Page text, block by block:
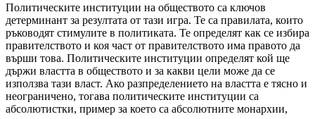
Политическите институции на обществото са ключов
детерминант за резултата от тази игра. Те са правилата, които
ръководят стимулите в политиката. Те определят как се избира
правителството и коя част от правителството има правото да
върши това. Политическите институции определят кой ще
държи властта в обществото и за какви цели може да се
използва тази власт. Ако разпределението на властта е тясно и
неограничено, тогава политическите институции са
абсолютистки, пример за което са абсолютните монархии,